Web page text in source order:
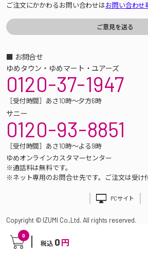
0
税込 0 円
ご注文にかかわるお問い合わせはお問い合わせ
■ お問合せ
ゆめタウン・ゆめマート・ユアーズ
0120-37-1947
［受付時間］あさ10時～夕方6時
サニー
0120-93-8851
［受付時間］あさ10時～よる9時
ゆめオンラインカスタマーセンター
※通話料は無料です。
※ネット専用のお問合せ先です。ご注文は受け
PCサイト
Copyright © IZUMI Co.,Ltd. All rights reserved.